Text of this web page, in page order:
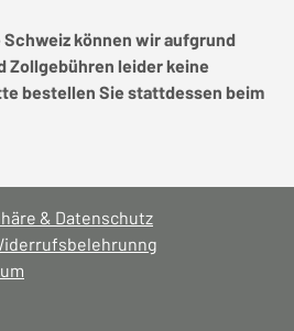
können wir aufgrund
Zollgebühren leider keine
bestellen Sie stattdessen beim
& Datenschutz